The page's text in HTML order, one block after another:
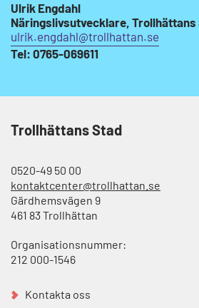
Ulrik Engdahl
Näringslivsutvecklare, Trollhättans
ulrik.engdahl@trollhattan.se
Tel: 0765-069611
Trollhättans Stad
0520-49 50 00
kontaktcenter@trollhattan.se
Gärdhemsvägen 9
461 83 Trollhättan
Organisationsnummer:
212 000-1546
Kontakta oss